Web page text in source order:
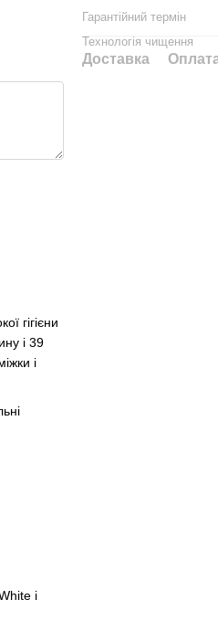
гігієни
і 39
і
і
Гарантійний термін
Технологія чищення
Доставка